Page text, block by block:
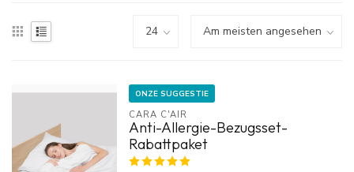
ONZE SUGGESTIE
CARA C'AIR
Anti-Allergie-Bezugsset-
Rabattpaket